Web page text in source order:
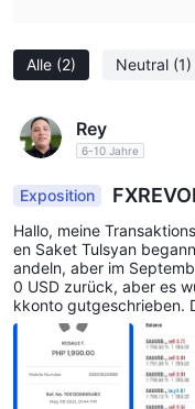
Anmeldebonus
Kundendienst
2032393863, E-Mail:
diesem Broker auch in
Facebook und
Firmenadresse preis,
anbieten.
Für und Wider
Häufig gestellte
Alle (2) Neutral (1)
Rey
6-10 Jahre
Exposition
mein Geld
Hallo, meine
en Saket Tulsyan
andeln, aber im
0 USD zurück, aber es
kkonto gutgeschrieben.
matta, hat mir zu oft
es ist immer noch nicht
zuerst einige
HP. Nachdem er das
ch, zu warten.